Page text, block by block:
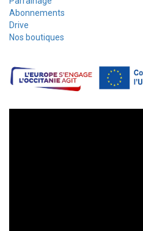
Abonnements
Drive
Nos boutiques